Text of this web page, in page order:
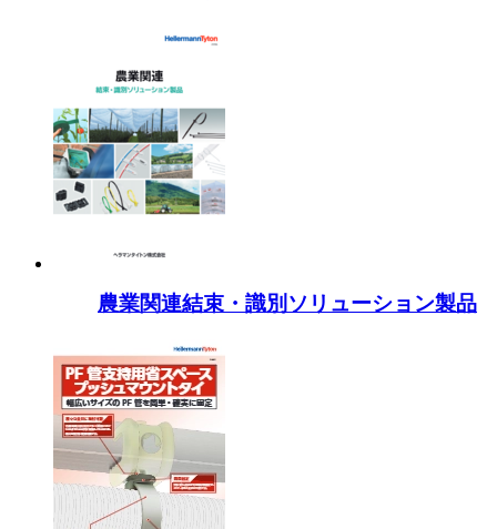
農業関連結束・識別ソリューション製品